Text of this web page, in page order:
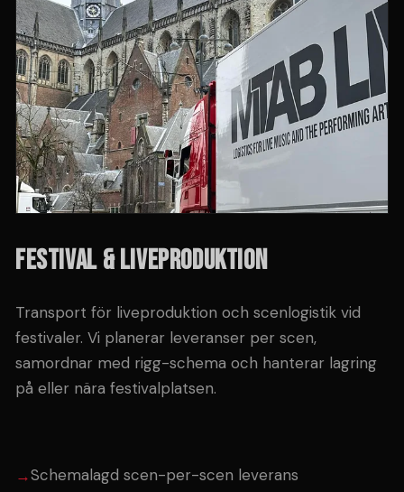
FESTIVAL & LIVEPRODUKTION
Transport för liveproduktion och scenlogistik vid
festivaler. Vi planerar leveranser per scen,
samordnar med rigg-schema och hanterar lagring
på eller nära festivalplatsen.
Schemalagd scen-per-scen leverans